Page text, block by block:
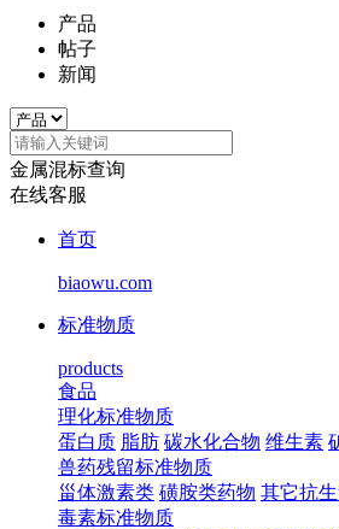
产品
帖子
新闻
金属混标查询
在线客服
首页
biaowu.com
标准物质
products
食品
理化标准物质
蛋白质 脂肪 碳水化合物 维生素
兽药残留标准物质
甾体激素类 磺胺类药物 其它抗
毒素标准物质